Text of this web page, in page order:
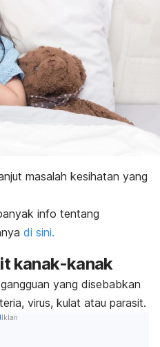
masalah kesihatan yang
info tentang
di sini.
kanak-kanak
yang disebabkan
virus, kulat atau parasit.
Iklan